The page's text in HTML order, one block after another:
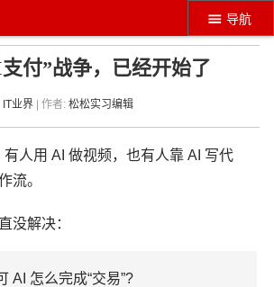
导航
付”战争，已经开始了
IT业界 | 作者:松松实习编辑
人用 AI 做视频，也有人靠 AI 写代
流。
没解决：
AI 怎么完成“交易”?